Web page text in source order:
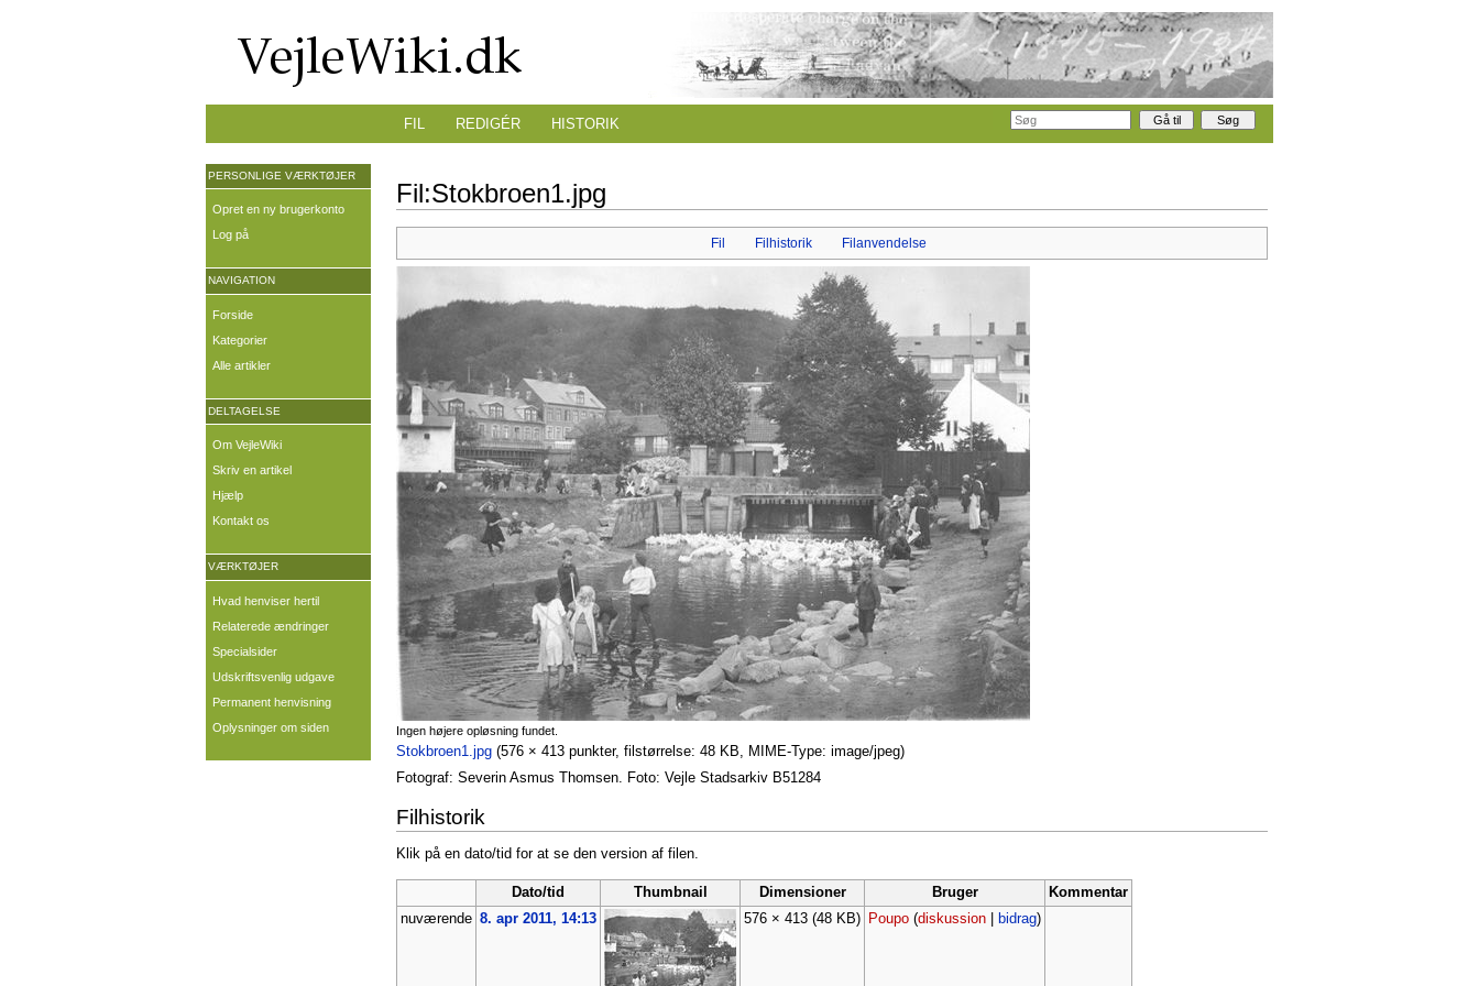
Fil:Stokbroen1.jpg
Fil Filhistorik Filanvendelse
Ingen højere opløsning fundet.
Stokbroen1.jpg (576 × 413 punkter, filstørrelse: 48 KB, MIME-Type: image/jpeg)
Fotograf: Severin Asmus Thomsen. Foto: Vejle Stadsarkiv B51284
Filhistorik
Klik på en dato/tid for at se den version af filen.
Dato/tid Thumbnail Dimensioner Bruger
Kommentar
nuværende 8. apr 2011, 14:13 576 × 413 (48 KB) Poupo (diskussion| bidrag)
FIL REDIGÉR HISTORIK
PERSONLIGE VÆRKTØJER
Opret en ny brugerkonto
Log på
NAVIGATION
Forside
Kategorier
Alle artikler
DELTAGELSE
Om VejleWiki
Skriv en artikel
Hjælp
Kontakt os
VÆRKTØJER
Hvad henviser hertil
Relaterede ændringer
Specialsider
Udskriftsvenlig udgave
Permanent henvisning
Oplysninger om siden